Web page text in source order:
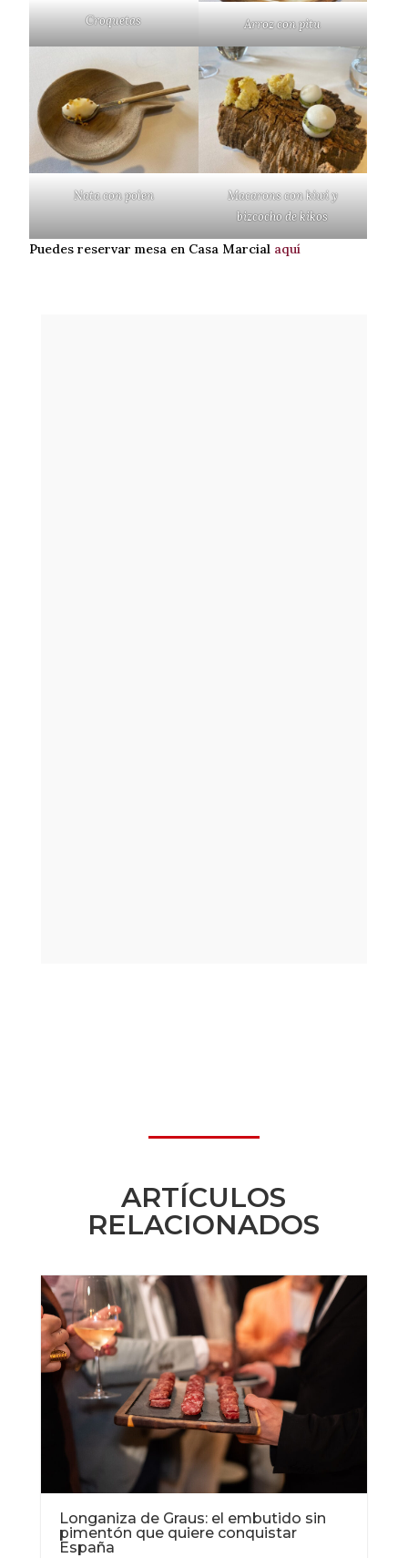
Croquetas Arroz con pitu
Nata con polen
Macarons con kiwi y
bizcocho de kikos
Puedes reservar mesa en Casa Marcial aquí
ARTÍCULOS
RELACIONADOS
Longaniza de Graus: el embutido sin
pimentón que quiere conquistar
España